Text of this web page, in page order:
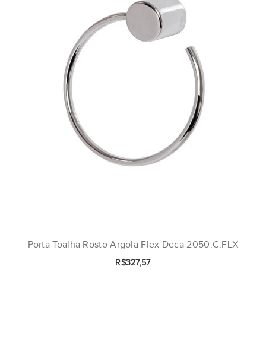
Porta Toalha Rosto Argola Flex Deca 2050.C.FLX
R$327,57